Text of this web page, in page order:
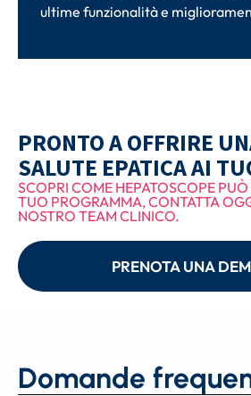
ultime funzionalità e
PRONTO A OFFRIRE
SALUTE EPATICA AI
SCOPRI COME HEPATOSCOPE
TUO PROGRAMMA, CONTATTA
NOSTRO TEAM CLINICO.
PRENOTA UNA
Domande